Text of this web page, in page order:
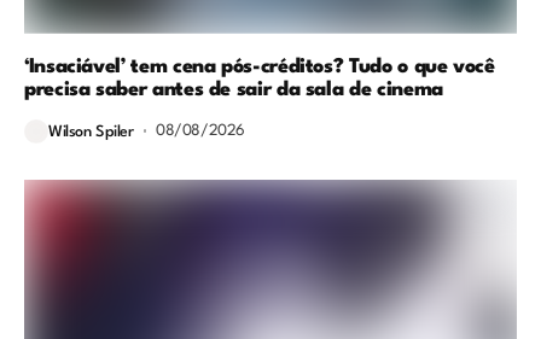
‘Insaciável’ tem cena pós-créditos? Tudo o que você
precisa saber antes de sair da sala de cinema
Wilson Spiler 08/08/2026